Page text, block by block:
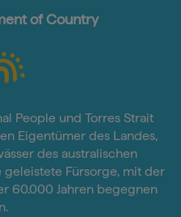
of Country
People und Torres Strait
Eigentümer des Landes,
des australischen
Fürsorge, mit der
60.000 Jahren begegnen